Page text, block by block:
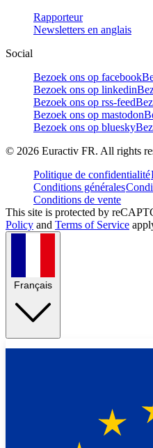
Rapporteur
Newsletters en anglais
Social
Bezoek ons op facebook
Bezoek ons op linkedin
Bezoek ons op rss-feed
Bezoek ons op mastodon
Bezoek ons op bluesky
© 2026 Euractiv FR. All rights
Politique de confidentialité
Conditions générales
Conditions de vente
This site is protected by
Policy and Terms of Service
Français